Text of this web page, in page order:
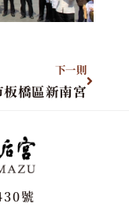
下一則
橋區新南宮
號